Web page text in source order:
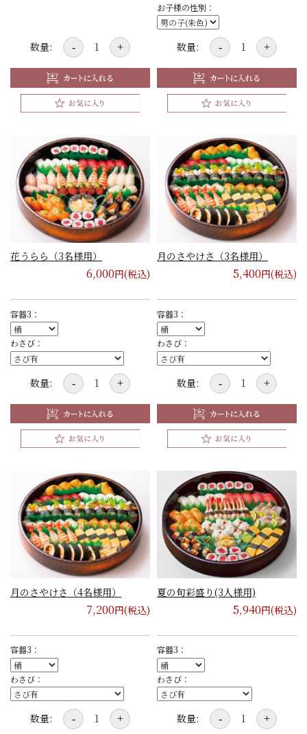
数量: - +
お子様の性別：
数量: - +
花うらら（3名様用）
6,000円(税込)
容器3：
わさび：
数量: - +
月のさやけさ（3名様用）
5,400円(税込)
容器3：
わさび：
数量: - +
月のさやけさ（4名様用）
7,200円(税込)
容器3：
わさび：
数量: - +
夏の旬彩盛り(3人様用)
5,940円(税込)
容器3：
わさび：
数量: - +